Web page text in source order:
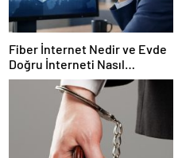
Fiber İnternet Nedir ve Evde
Doğru İnterneti Nasıl
Seçersiniz